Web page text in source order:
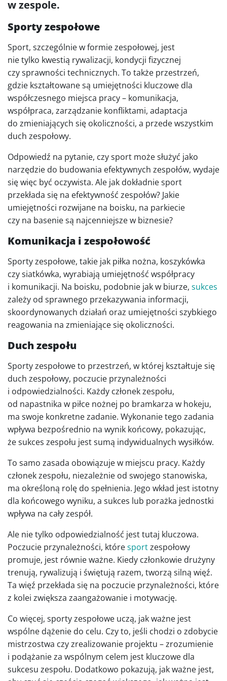
w zespole.
Sporty zespołowe
Sport, szczególnie w formie zespołowej, jest
nie tylko kwestią rywalizacji, kondycji fizycznej
czy sprawności technicznych. To także przestrzeń,
gdzie kształtowane są umiejętności kluczowe dla
współczesnego miejsca pracy – komunikacja,
współpraca, zarządzanie konfliktami, adaptacja
do zmieniających się okoliczności, a przede wszystkim
duch zespołowy.
Odpowiedź na pytanie, czy sport może służyć jako
narzędzie do budowania efektywnych zespołów, wydaje
się więc być oczywista. Ale jak dokładnie sport
przekłada się na efektywność zespołów? Jakie
umiejętności rozwijane na boisku, na parkiecie
czy na basenie są najcenniejsze w biznesie?
Komunikacja i zespołowość
Sporty zespołowe, takie jak piłka nożna, koszykówka
czy siatkówka, wyrabiają umiejętność współpracy
i komunikacji. Na boisku, podobnie jak w biurze, sukces
zależy od sprawnego przekazywania informacji,
skoordynowanych działań oraz umiejętności szybkiego
reagowania na zmieniające się okoliczności.
Duch zespołu
Sporty zespołowe to przestrzeń, w której kształtuje się
duch zespołowy, poczucie przynależności
i odpowiedzialności. Każdy członek zespołu,
od napastnika w piłce nożnej po bramkarza w hokeju,
ma swoje konkretne zadanie. Wykonanie tego zadania
wpływa bezpośrednio na wynik końcowy, pokazując,
że sukces zespołu jest sumą indywidualnych wysiłków.
To samo zasada obowiązuje w miejscu pracy. Każdy
członek zespołu, niezależnie od swojego stanowiska,
ma określoną rolę do spełnienia. Jego wkład jest istotny
dla końcowego wyniku, a sukces lub porażka jednostki
wpływa na cały zespół.
Ale nie tylko odpowiedzialność jest tutaj kluczowa.
Poczucie przynależności, któresportzespołowy
promuje, jest równie ważne. Kiedy członkowie drużyny
trenują, rywalizują i świętują razem, tworzą silną więź.
Ta więź przekłada się na poczucie przynależności, które
z kolei zwiększa zaangażowanie i motywację.
Co więcej, sporty zespołowe uczą, jak ważne jest
wspólne dążenie do celu. Czy to, jeśli chodzi o zdobycie
mistrzostwa czy zrealizowanie projektu – zrozumienie
i podążanie za wspólnym celem jest kluczowe dla
sukcesu zespołu. Dodatkowo pokazują, jak ważne jest,